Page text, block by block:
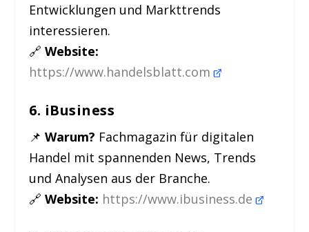
Entwicklungen und Markttrends
interessieren.
🔗Website:
https://www.handelsblatt.com
6. iBusiness
📌Warum? Fachmagazin für digitalen
Handel mit spannenden News, Trends
und Analysen aus der Branche.
🔗Website: https://www.ibusiness.de